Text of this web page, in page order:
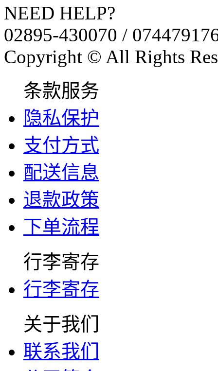
NEED HELP?
02895-430070 /
Copyright © All Rights
条款服务
隐私保护
支付方式
配送信息
退款政策
下单流程
行李寄存
行李寄存
关于我们
联系我们